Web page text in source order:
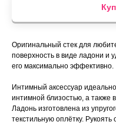
Оригинальный стек для
поверхность в виде ладони и
его максимально эффективно.
Интимный аксессуар
интимной близостью, а также
Ладонь изготовлена из
текстильную оплётку.